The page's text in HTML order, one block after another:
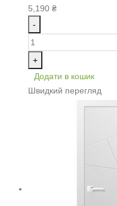
5,190 ₴
-
+
Додати в кошик
Швидкий перегляд